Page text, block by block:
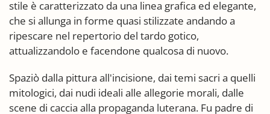
stile è caratterizzato da una linea grafica ed elegante,
che si allunga in forme quasi stilizzate andando a
ripescare nel repertorio del tardo gotico,
attualizzandolo e facendone qualcosa di nuovo.
Spaziò dalla pittura all'incisione, dai temi sacri a quelli
mitologici, dai nudi ideali alle allegorie morali, dalle
scene di caccia alla propaganda luterana. Fu padre di